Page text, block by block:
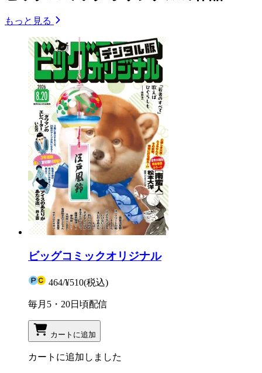
もっと見る
ビッグコミックオリジナル
464/¥510(税込)
毎月5・20日頃配信
カートに追加
カートに追加しました